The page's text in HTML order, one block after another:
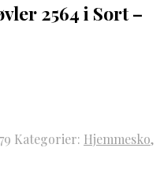
2564 i Sort –
Kategorier: Hjemmesko,